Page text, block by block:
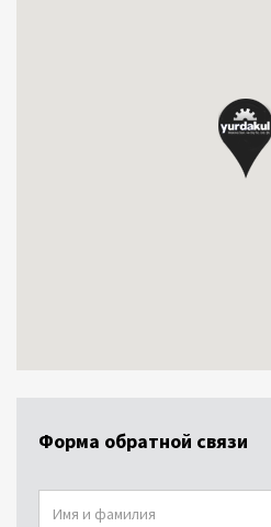
Форма обратной связи